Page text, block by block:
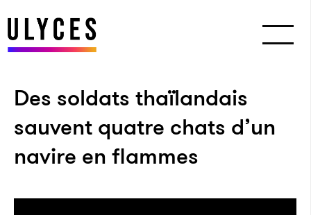
Des soldats thaïlandais
sauvent quatre chats d’un
navire en flammes